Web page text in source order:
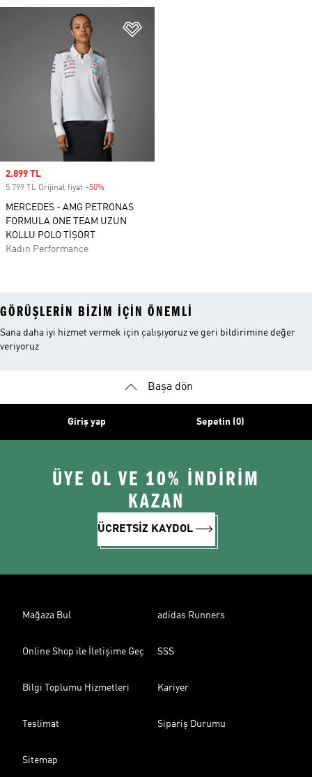
Sale price
2.899 TL
5.799 TL Orijinal fiyat -50%
MERCEDES - AMG PETRONAS
FORMULA ONE TEAM UZUN
KOLLU POLO TİŞÖRT
Kadın Performance
GÖRÜŞLERIN BIZIM IÇIN ÖNEMLI
Sana daha iyi hizmet vermek için çalışıyoruz ve geri bildirimine değer
veriyoruz
Başa dön
Giriş yap Sepetin (0)
ÜYE OL VE 10% İNDİRİM
KAZAN
ÜCRETSİZ KAYDOL
Mağaza Bul adidas Runners
Online Shop ile İletişime Geç SSS
Bilgi Toplumu Hizmetleri Kariyer
Teslimat Sipariş Durumu
Sitemap